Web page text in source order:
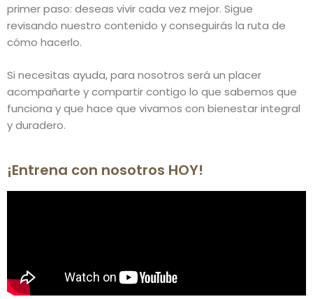
primer paso: deseas vivir cada vez mejor. Sigue
revisando nuestro contenido y conseguirás la ruta de
cómo hacerlo.
Si necesitas ayuda, para nosotros será un placer
acompañarte y compartir contigo lo que sabemos que
funciona y que hace que vivamos con bienestar integral
y duradero.
¡Entrena con nosotros HOY!